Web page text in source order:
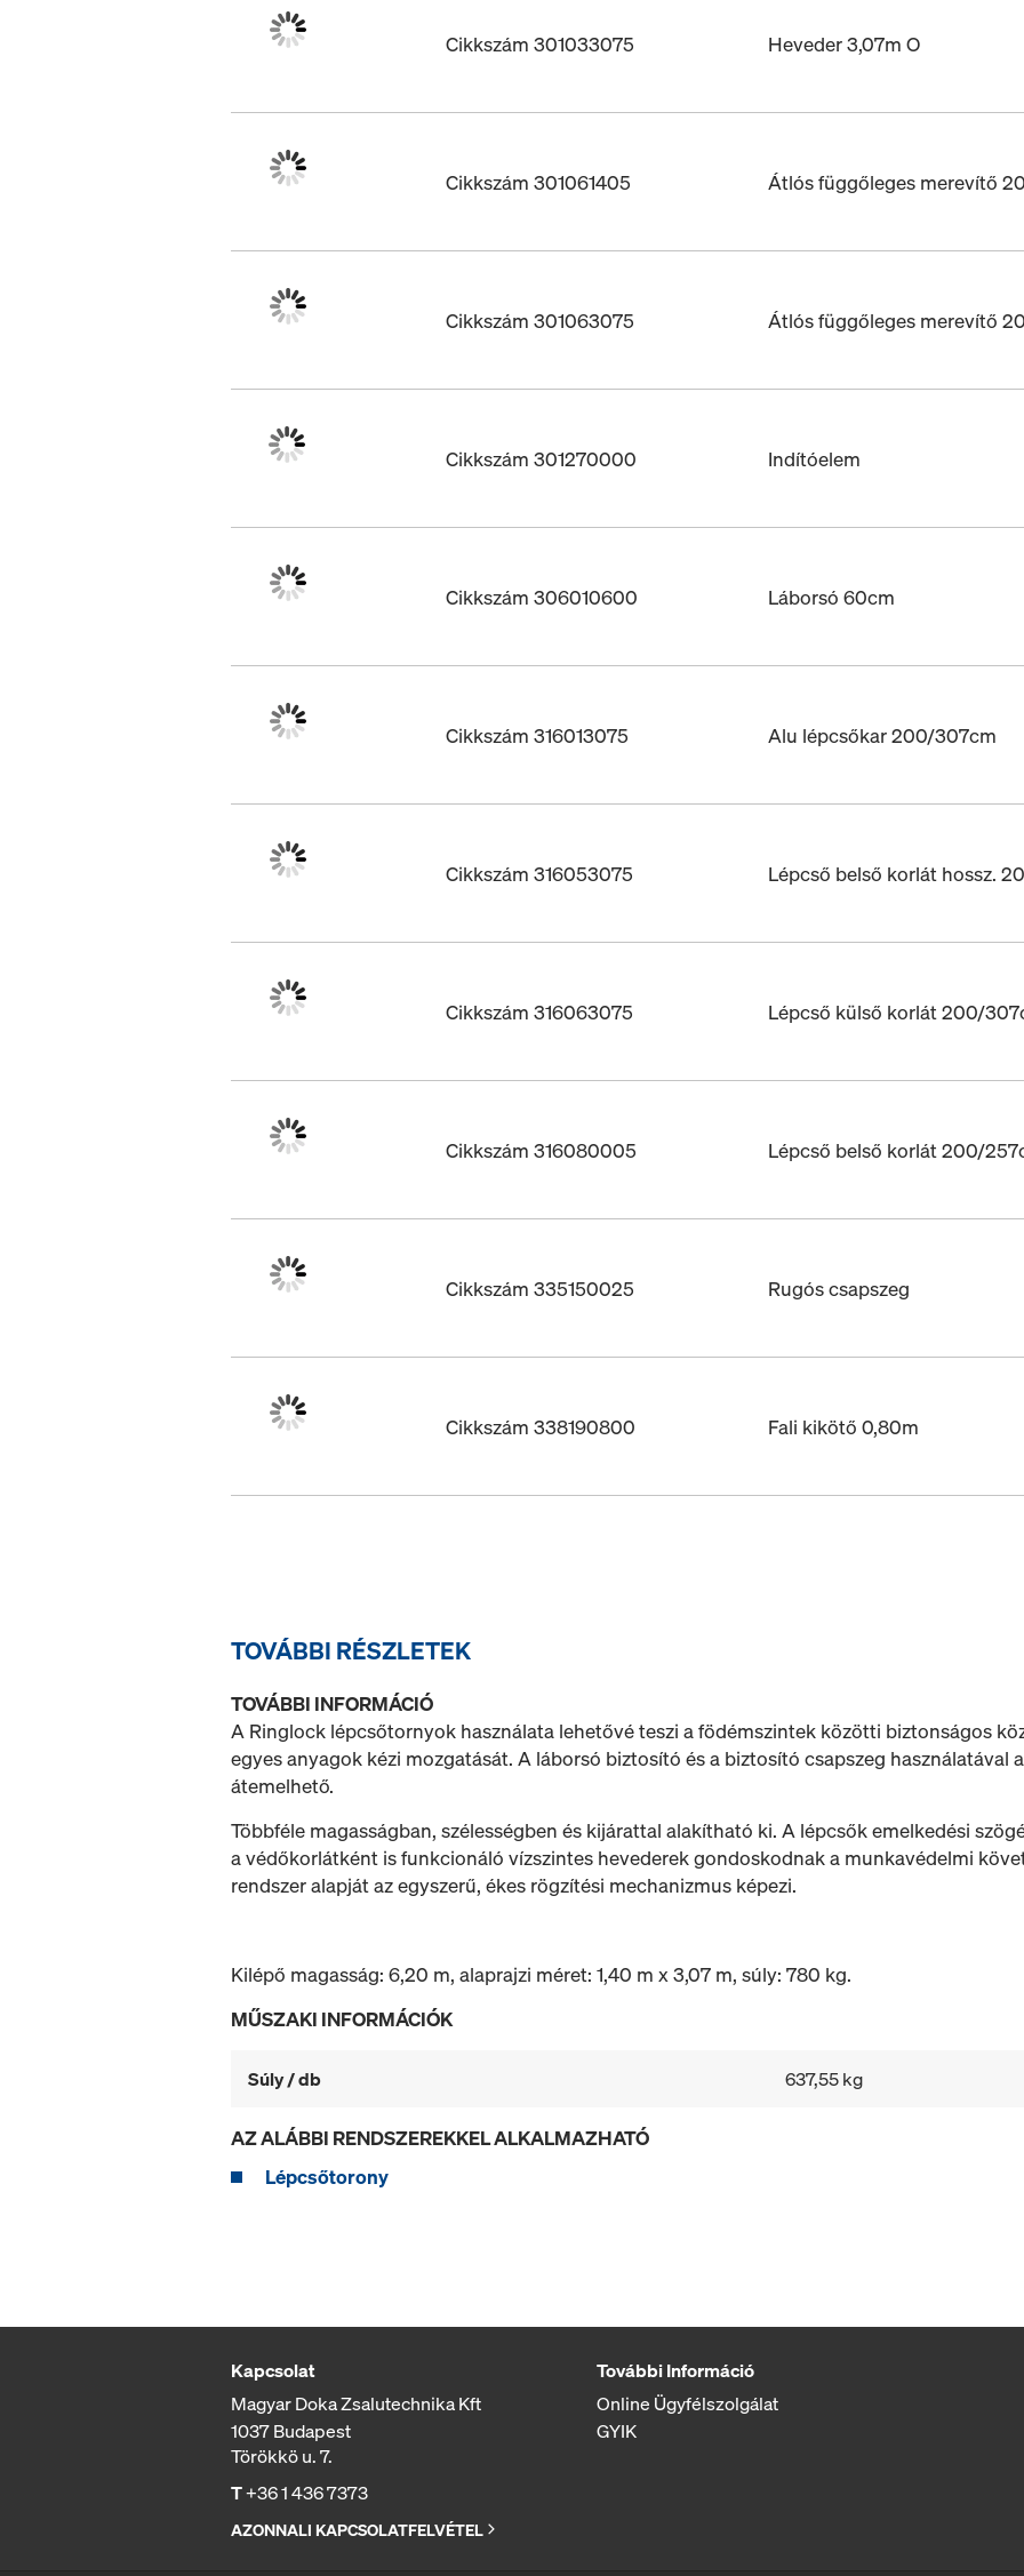
Cikkszám 301033075 Heveder 3,07m O
Cikkszám 301061405 Átlós függőleges merevítő
Cikkszám 301063075 Átlós függőleges merevítő
Cikkszám 301270000 Indítóelem
Cikkszám 306010600 Láborsó 60cm
Cikkszám 316013075 Alu lépcsőkar 200/307cm
Cikkszám 316053075 Lépcső belső korlát hossz.
Cikkszám 316063075 Lépcső külső korlát 200/
Cikkszám 316080005 Lépcső belső korlát 200/
Cikkszám 335150025 Rugós csapszeg
Cikkszám 338190800 Fali kikötő 0,80m
TOVÁBBI RÉSZLETEK
TOVÁBBI INFORMÁCIÓ
A Ringlock lépcsőtornyok használata lehetővé teszi a födémszintek közötti biztonságos
egyes anyagok kézi mozgatását. A láborsó biztosító és a biztosító csapszeg használatával
átemelhető.
Többféle magasságban, szélességben és kijárattal alakítható ki. A lépcsők emelkedési
a védőkorlátként is funkcionáló vízszintes hevederek gondoskodnak a munkavédelmi
rendszer alapját az egyszerű, ékes rögzítési mechanizmus képezi.
Kilépő magasság: 6,20 m, alaprajzi méret: 1,40 m x 3,07 m, súly: 780 kg.
MŰSZAKI INFORMÁCIÓK
Súly / db 637,55 kg
AZ ALÁBBI RENDSZEREKKEL ALKALMAZHATÓ
Lépcsőtorony
Kapcsolat
Magyar Doka Zsalutechnika Kft
1037 Budapest
Törökkö u. 7.
T+36 1 436 7373
AZONNALI KAPCSOLATFELVÉTEL
További Információ
Online Ügyfélszolgálat
GYIK